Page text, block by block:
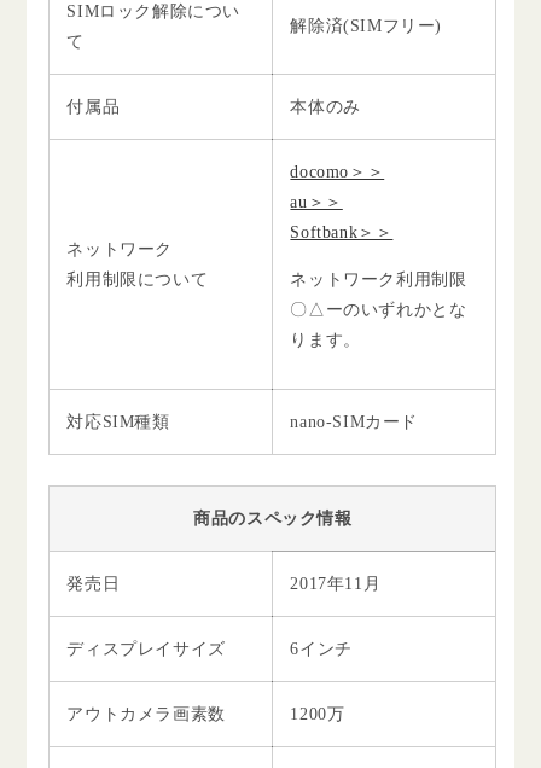
SIMロック解除につい
て
解除済(SIMフリー)
付属品 本体のみ
ネットワーク
利用制限について
docomo＞＞
au＞＞
Softbank＞＞
ネットワーク利用制限
〇△ーのいずれかとな
ります。
対応SIM種類 nano-SIMカード
商品のスペック情報
発売日 2017年11月
ディスプレイサイズ 6インチ
アウトカメラ画素数 1200万